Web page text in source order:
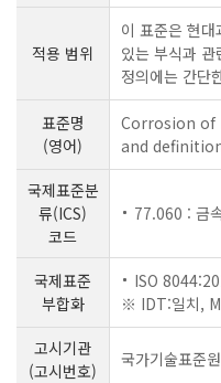
적용 범위
이 표준은 현대
있는 부식과
정의에는 간단
표준명
(영어)
Corrosion of
and
국제표준분
류(ICS)
코드
77.060 : 금
국제표준
부합화
ISO
※ IDT:일치,
고시기관
(고시번호)
국가기술표준